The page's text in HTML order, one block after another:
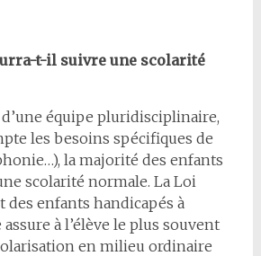
t-il suivre une scolarité
équipe pluridisciplinaire,
les besoins spécifiques de
la majorité des enfants
scolarité normale. La Loi
des enfants handicapés à
assure à l’élève le plus souvent
en milieu ordinaire